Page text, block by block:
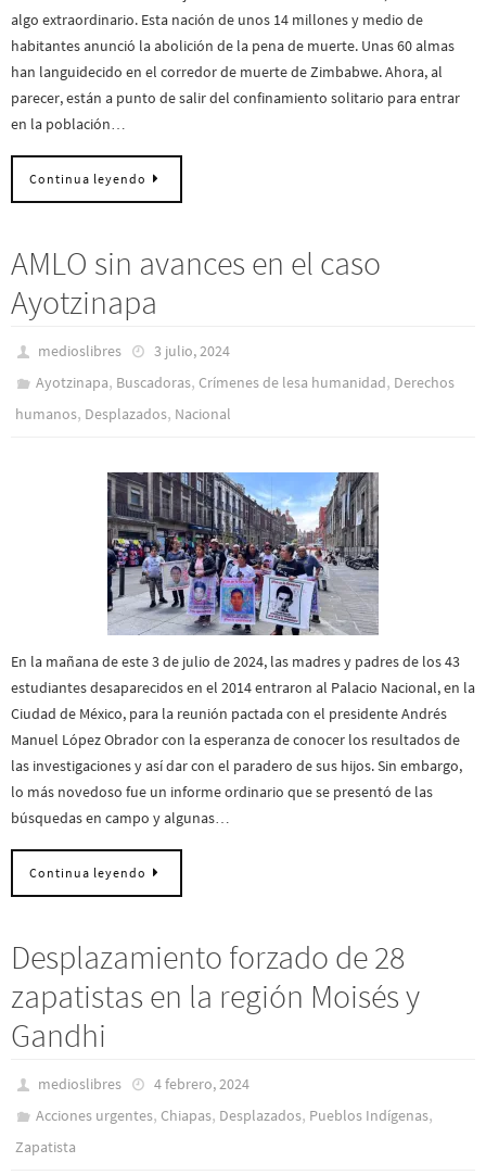
algo extraordinario. Esta nación de unos 14 millones y medio de
habitantes anunció la abolición de la pena de muerte. Unas 60 almas
han languidecido en el corredor de muerte de Zimbabwe. Ahora, al
parecer, están a punto de salir del confinamiento solitario para entrar
en la población…
Continua leyendo
AMLO sin avances en el caso
Ayotzinapa
medioslibres
3 julio, 2024
Ayotzinapa, Buscadoras,Crímenes de lesa humanidad, Derechos
humanos, Desplazados, Nacional
En la mañana de este 3 de julio de 2024, las madres y padres de los 43
estudiantes desaparecidos en el 2014 entraron al Palacio Nacional, en la
Ciudad de México, para la reunión pactada con el presidente Andrés
Manuel López Obrador con la esperanza de conocer los resultados de
las investigaciones y así dar con el paradero de sus hijos. Sin embargo,
lo más novedoso fue un informe ordinario que se presentó de las
búsquedas en campo y algunas…
Continua leyendo
Desplazamiento forzado de 28
zapatistas en la región Moisés y
Gandhi
medioslibres
4 febrero, 2024
Acciones urgentes,Chiapas, Desplazados, Pueblos Indí­genas,
Zapatista